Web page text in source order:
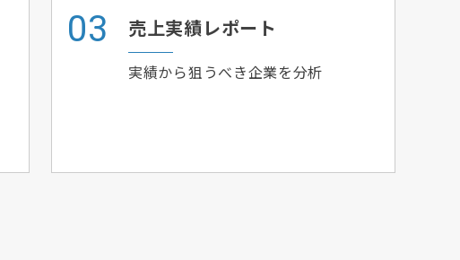
売上実績レポート
実績から狙うべき企業を分析